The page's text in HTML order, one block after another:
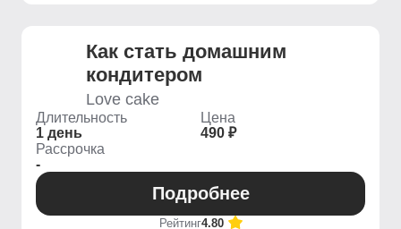
Как стать домашним
кондитером
Love cake
Длительность
1 день
Цена
490 ₽
Рассрочка
-
Подробнее
Рейтинг4.80